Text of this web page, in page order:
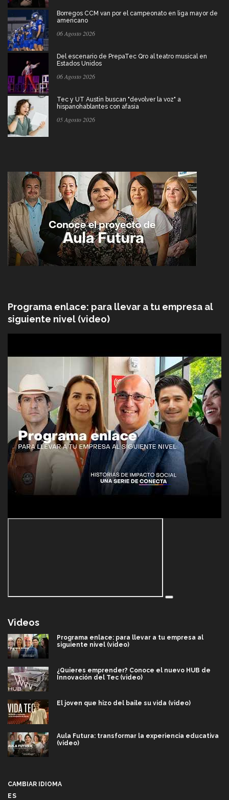
Borregos CCM van por el campeonato en liga mayor de
americano
06 Agosto 2026
Del escenario de PrepaTec Qro al teatro musical en
Estados Unidos
06 Agosto 2026
Tec y UT Austin buscan "devolver la voz" a
hispanohablantes con afasia
05 Agosto 2026
Programa enlace: para llevar a tu empresa al
siguiente nivel (video)
Videos
Programa enlace: para llevar a tu empresa al
siguiente nivel (video)
¿Quieres emprender? Conoce el nuevo HUB de
Innovación del Tec (video)
El joven que hizo del baile su vida (video)
Aula Futura: transformar la experiencia educativa
(video)
CAMBIAR IDIOMA
ES